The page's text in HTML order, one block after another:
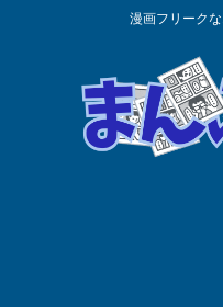
漫画フリーク